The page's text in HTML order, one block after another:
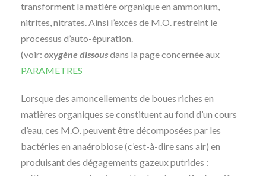
transforment la matière organique en ammonium,
nitrites, nitrates. Ainsi l’excès de M.O. restreint le
processus d’auto-épuration.
(voir: oxygène dissousdans la page concernée aux
PARAMETRES
Lorsque des amoncellements de boues riches en
matières organiques se constituent au fond d’un cours
d’eau, ces M.O. peuvent être décomposées par les
bactéries en anaérobiose (c’est-à-dire sans air) en
produisant des dégagements gazeux putrides :